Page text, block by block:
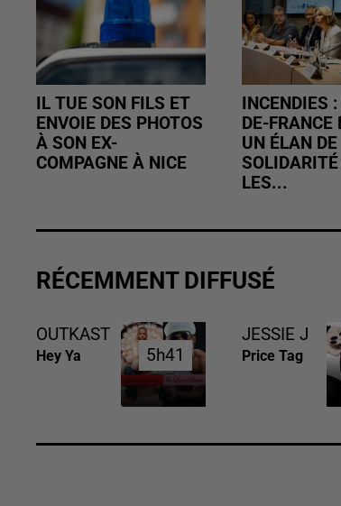
IL TUE SON FILS ET
ENVOIE DES PHOTOS
À SON EX-
COMPAGNE À NICE
INCENDIES
DE-FRANCE
UN ÉLAN DE
LES...
RÉCEMMENT DIFFUSÉ
OUTKAST
Hey Ya 5h41
5h41
JESSIE J
Price Tag